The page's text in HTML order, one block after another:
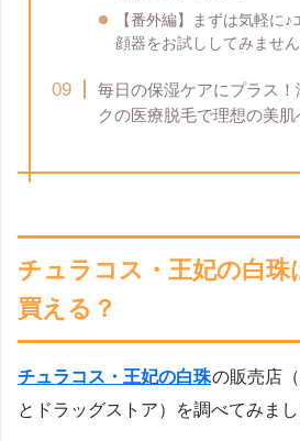
【番外編】まずは気軽に
顔器をお試ししてみません
毎日の保湿ケアにプラス
クの医療脱毛で理想の美肌
チュラコス・王妃の白珠
買える？
チュラコス・王妃の白珠の販売店
とドラッグストア）を調べてみまし